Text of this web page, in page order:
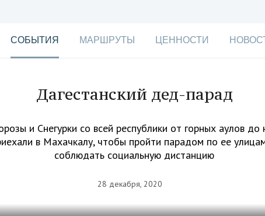
СОБЫТИЯ МАРШРУТЫ ЦЕННОСТИ
Дагестанский дед-парад
и Снегурки со всей республики от горных аулов до
в Махачкалу, чтобы пройти парадом по ее
соблюдать социальную дистанцию
28 декабря, 2020